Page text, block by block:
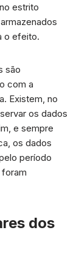
estrito
o efeito.
são
com a
Existem, no
os dados
e sempre
os dados
período
foram
dos